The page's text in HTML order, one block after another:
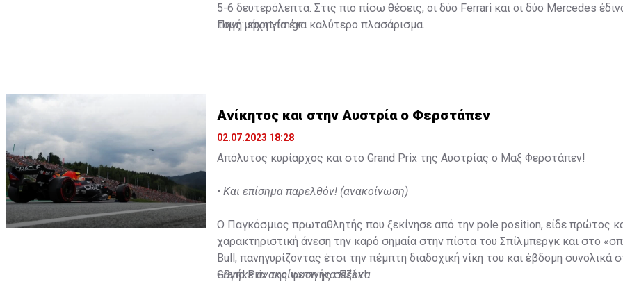
5-6 δευτερόλεπτα. Στις πιο πίσω θέσεις, οι δύο Ferrari και οι δύο Mercedes
τους μάχη για ένα καλύτερο πλασάρισμα.
Πηγή: sport-fm.gr
Ανίκητος και στην Αυστρία ο Φερστάπεν
02.07.2023 18:28
Απόλυτος κυρίαρχος και στο Grand Prix της Αυστρίας ο Μαξ Φερστάπεν!
• Και επίσημα παρελθόν! (ανακοίνωση)
Ο Παγκόσμιος πρωταθλητής που ξεκίνησε από την pole position, είδε πρώτος
χαρακτηριστική άνεση την καρό σημαία στην πίστα του Σπίλμπεργκ και στο
Bull, πανηγυρίζοντας έτσι την πέμπτη διαδοχική νίκη του και έβδομη συνολικά
Grand Prix της φετινής σεζόν!
•Βγήκε ανακοίνωση για Πέλκα